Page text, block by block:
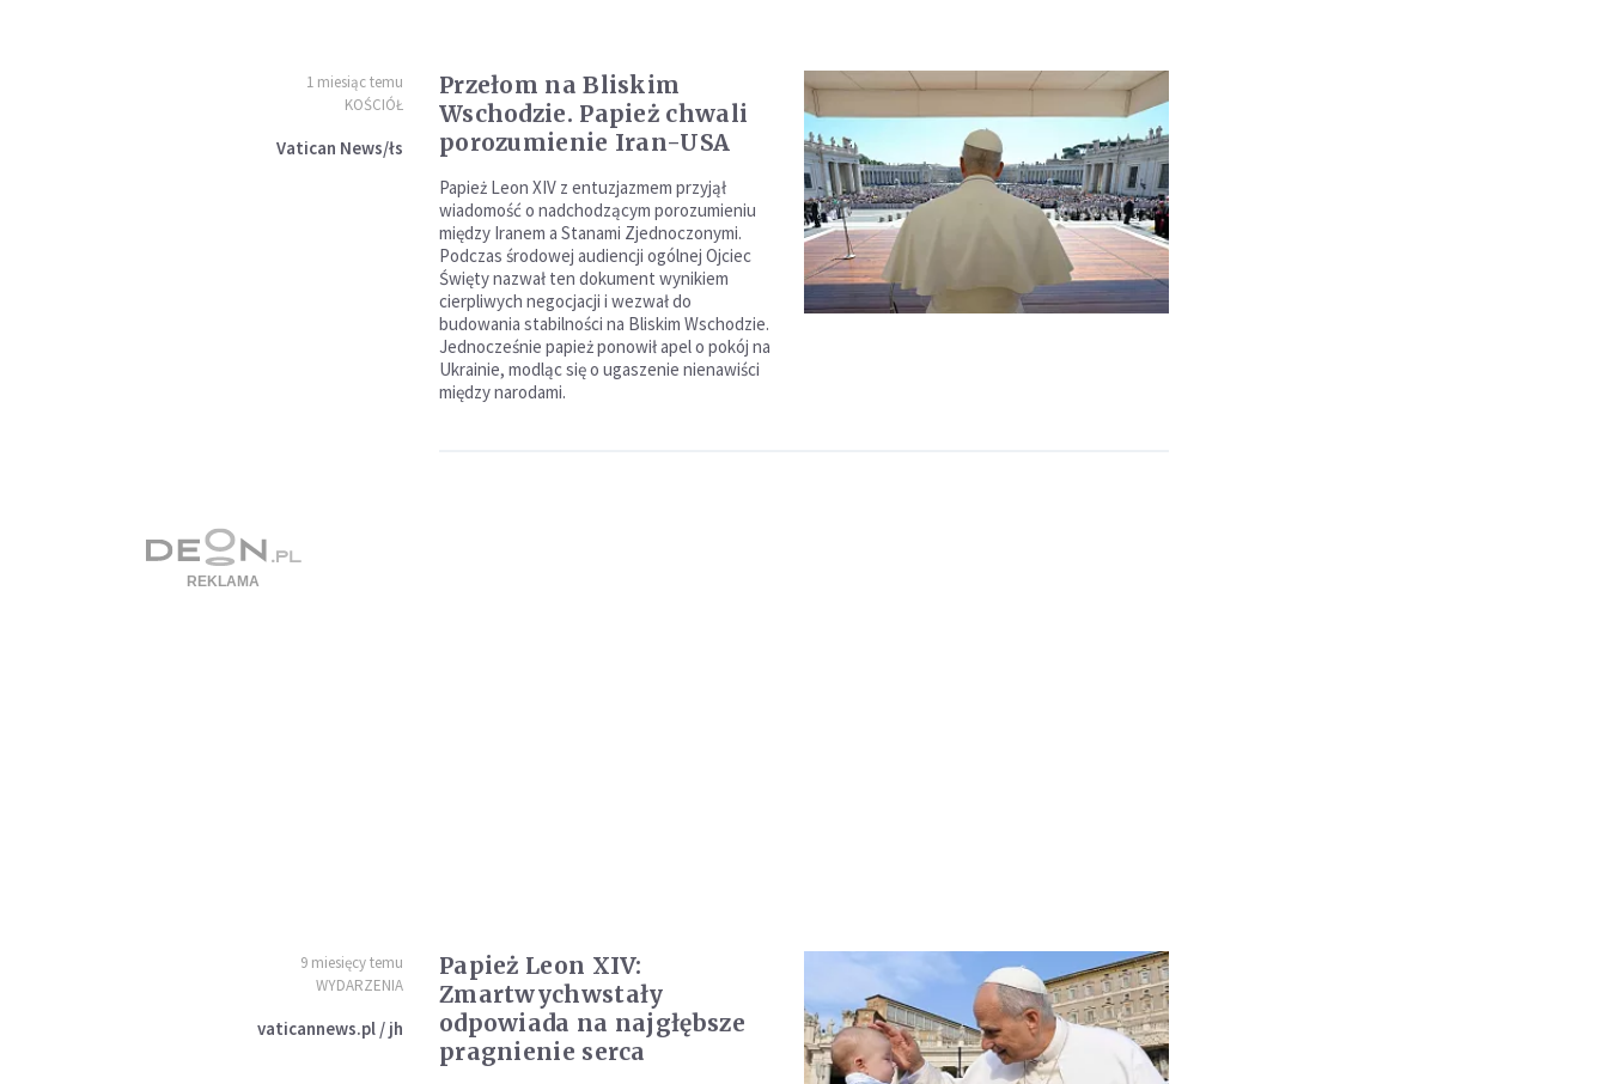
1 miesiąc temu
KOŚCIÓŁ
Vatican News/łs
Przełom na Bliskim
Wschodzie. Papież chwali
porozumienie Iran-USA
Papież Leon XIV z entuzjazmem przyjął
wiadomość o nadchodzącym porozumieniu
między Iranem a Stanami Zjednoczonymi.
Podczas środowej audiencji ogólnej Ojciec
Święty nazwał ten dokument wynikiem
cierpliwych negocjacji i wezwał do
budowania stabilności na Bliskim Wschodzie.
Jednocześnie papież ponowił apel o pokój na
Ukrainie, modląc się o ugaszenie nienawiści
między narodami.
9 miesięcy temu
WYDARZENIA
vaticannews.pl / jh
Papież Leon XIV:
Zmartwychwstały
odpowiada na najgłębsze
pragnienie serca